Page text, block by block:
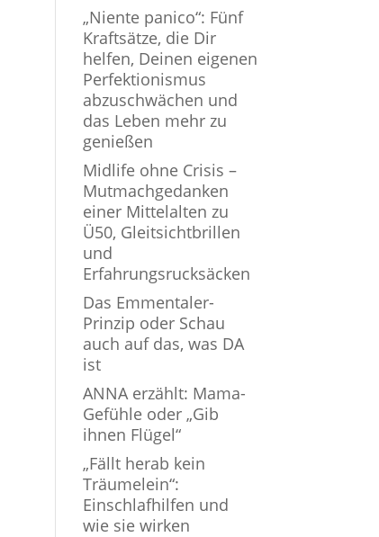
„Niente panico“: Fünf
Kraftsätze, die Dir
helfen, Deinen eigenen
Perfektionismus
abzuschwächen und
das Leben mehr zu
genießen
Midlife ohne Crisis –
Mutmachgedanken
einer Mittelalten zu
Ü50, Gleitsichtbrillen
und
Erfahrungsrucksäcken
Das Emmentaler-
Prinzip oder Schau
auch auf das, was DA
ist
ANNA erzählt: Mama-
Gefühle oder „Gib
ihnen Flügel“
„Fällt herab kein
Träumelein“:
Einschlafhilfen und
wie sie wirken